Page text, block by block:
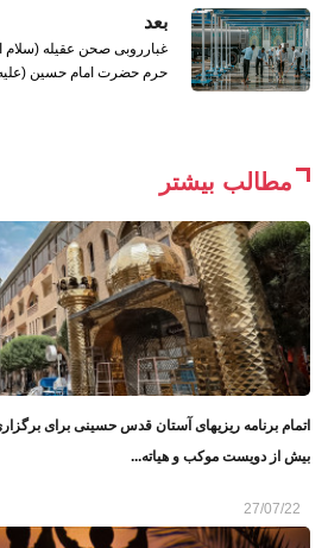
بعد
غبارروبی صحن عقیله (سلام
حرم حضرت امام حسین (علیه
مطالب بیشتر
اتمام برنامه ریزیهای آستان قدس حسینی برای
بیش از دویست موکب و هیاته...
27/07/22